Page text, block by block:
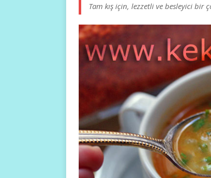
Tam kış için, lezzetli ve besleyici bir